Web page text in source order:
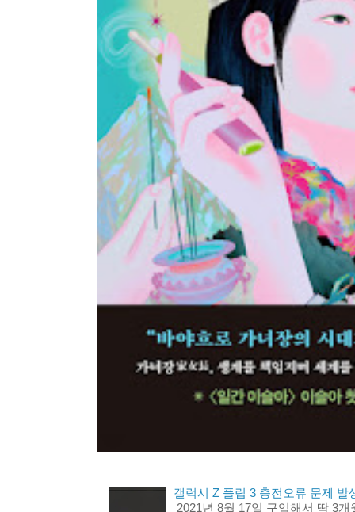
갤럭시 Z 플립 3 충전오류 문제 발
2021년 8월 17일 구입해서 딱 3